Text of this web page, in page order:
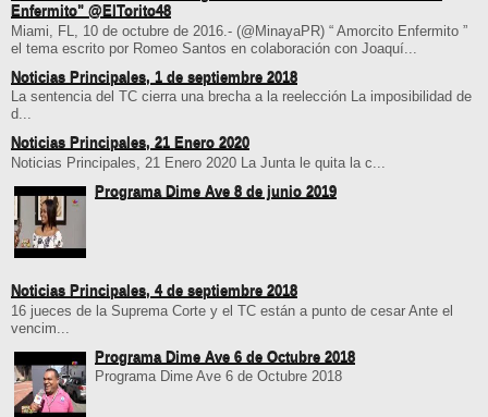
Enfermito" @ElTorito48
Miami, FL, 10 de octubre de 2016.- (@MinayaPR) “ Amorcito Enfermito ”
el tema escrito por Romeo Santos en colaboración con Joaquí...
Noticias Principales, 1 de septiembre 2018
La sentencia del TC cierra una brecha a la reelección La imposibilidad de
d...
Noticias Principales, 21 Enero 2020
Noticias Principales, 21 Enero 2020 La Junta le quita la c...
Programa Dime Ave 8 de junio 2019
Noticias Principales, 4 de septiembre 2018
16 jueces de la Suprema Corte y el TC están a punto de cesar Ante el
vencim...
Programa Dime Ave 6 de Octubre 2018
Programa Dime Ave 6 de Octubre 2018